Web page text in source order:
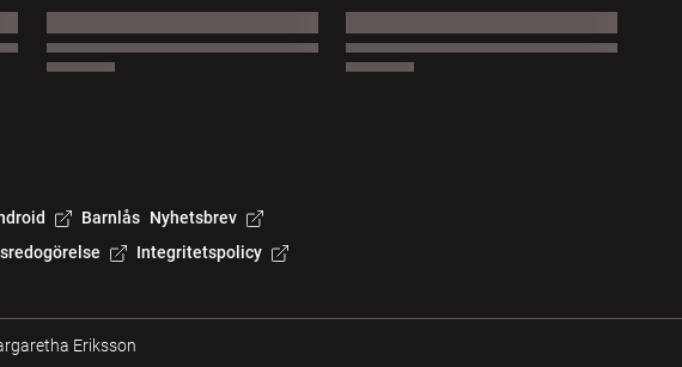
Barnlås Nyhetsbrev
Integritetspolicy
Eriksson